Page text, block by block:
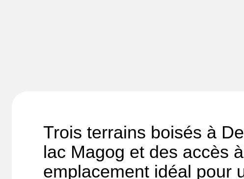
Trois terrains boisés à
lac Magog et des accès
emplacement idéal pour